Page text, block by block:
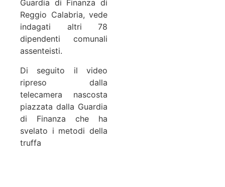
Guardia di Finanza di
Reggio Calabria, vede
indagati altri 78
dipendenti comunali
assenteisti.
Di seguito il video
ripreso dalla
telecamera nascosta
piazzata dalla Guardia
di Finanza che ha
svelato i metodi della
truffa